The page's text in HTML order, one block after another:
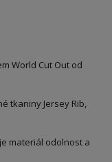
World Cut Out od
tkaniny Jersey Rib,
materiál odolnost a